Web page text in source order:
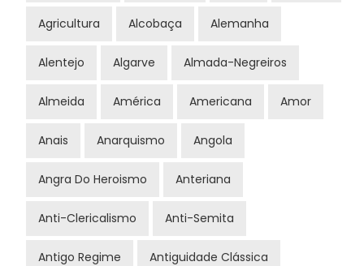
Agricultura Alcobaça Alemanha
Alentejo Algarve Almada-Negreiros
Almeida América Americana Amor
Anais Anarquismo Angola
Angra Do Heroismo Anteriana
Anti-Clericalismo Anti-Semita
Antigo Regime Antiguidade Clássica